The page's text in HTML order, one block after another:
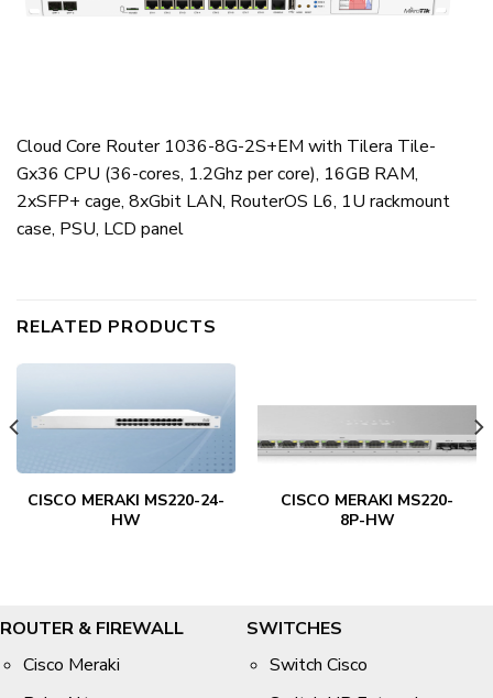
Cloud Core Router 1036-8G-2S+EM with Tilera Tile-
Gx36 CPU (36-cores, 1.2Ghz per core), 16GB RAM,
2xSFP+ cage, 8xGbit LAN, RouterOS L6, 1U rackmount
case, PSU, LCD panel
RELATED PRODUCTS
CISCO MERAKI MS220-24-
HW
CISCO MERAKI MS220-
8P-HW
ROUTER & FIREWALL
Cisco Meraki
SWITCHES
Switch Cisco